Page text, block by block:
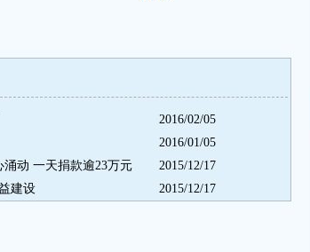
2016/02/05
2016/01/05
动 一天捐款逾23万元
2015/12/17
建设
2015/12/17